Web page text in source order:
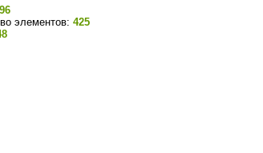
96
элементов: 425